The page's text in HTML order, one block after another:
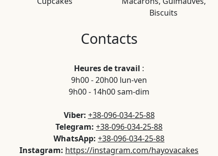
Biscuits
Contacts
Heures de travail :
9h00 - 20h00 lun-ven
9h00 - 14h00 sam-dim
Viber: +38-096-034-25-88
Telegram: +38-096-034-25-88
WhatsApp: +38-096-034-25-88
Instagram: https://instagram.com/hayovacakes